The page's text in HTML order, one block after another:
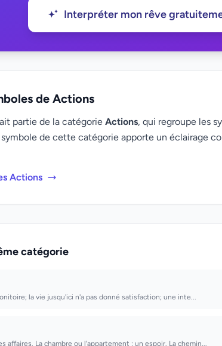
Interpréter mon rêve
de Actions
partie de la catégorie Actions, qui regroupe les
de cette catégorie apporte un éclairage
Actions
catégorie
la vie jusqu'ici n'a pas donné satisfaction; une inte...
affaires. La chambre ou l'appartement : un espoir. La chemin...